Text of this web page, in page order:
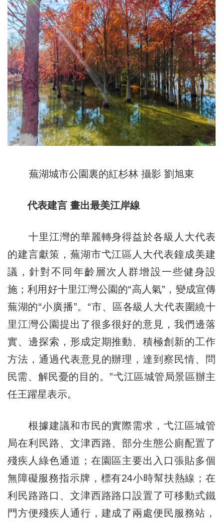
蕪湖城市公園裏的紅杉林 攝影 劉旭東
代表建言 畫出最美江岸線
十里江灣的華麗轉身得益於各級人大代表
的建言獻策，蕪湖市弋江區人大代表鐘成美建
議，針對不同年齡層次人群增設一些健身設
施；利用好十里江灣公園的“高人氣”，變成宣傳
蕪湖的“小廣播”。“市、區各級人大代表圍繞十
里江灣公園提出了很多很好的意見，我們邊落
實、邊探索，形成定期推動、積極創新的工作
方法，通過代表意見的辦理，達到察民情、問
民需、解民憂的目的。”弋江區城管局景區辦主
任王躍星表示。
根據建議和市民的實際需求，弋江區城管
局在利民路、文津西路、部分生態公廁配置了
殘疾人綠色通道；在園區主要出入口張貼多個
無障礙服務指示牌，標有24小時幫扶熱線；在
利民路路口、文津西路路口設置了可移動式鐵
門方便殘疾人通行，建成了兩處便民服務站，